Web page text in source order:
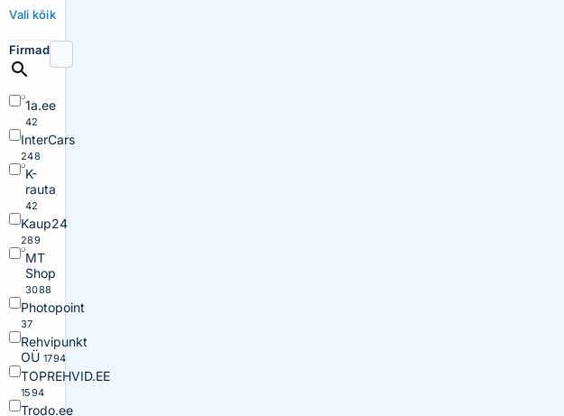
Vali kõik
Firmad
1a.ee
42
InterCars
248
K-
rauta
42
Kaup24
289
MT
Shop
3088
Photopoint
37
Rehvipunkt
OÜ 1794
TOPREHVID.EE
1594
Trodo.ee